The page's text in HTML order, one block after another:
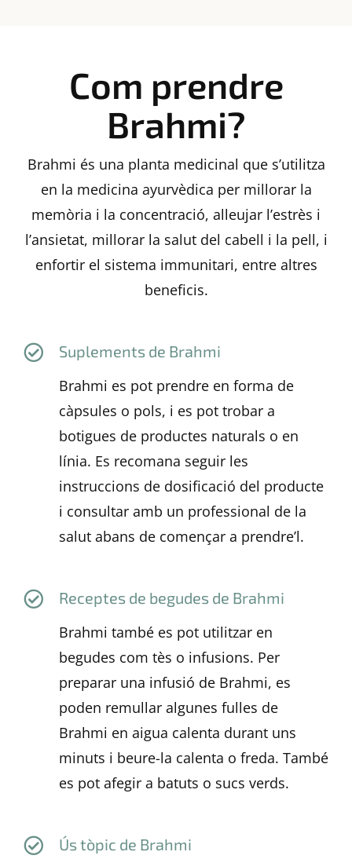
Com prendre
Brahmi?
Brahmi és una planta medicinal que s’utilitza
en la medicina ayurvèdica per millorar la
memòria i la concentració, alleujar l’estrès i
l’ansietat, millorar la salut del cabell i la pell, i
enfortir el sistema immunitari, entre altres
beneficis.
Suplements de Brahmi
Brahmi es pot prendre en forma de
càpsules o pols, i es pot trobar a
botigues de productes naturals o en
línia. Es recomana seguir les
instruccions de dosificació del producte
i consultar amb un professional de la
salut abans de començar a prendre’l.
Receptes de begudes de Brahmi
Brahmi també es pot utilitzar en
begudes com tès o infusions. Per
preparar una infusió de Brahmi, es
poden remullar algunes fulles de
Brahmi en aigua calenta durant uns
minuts i beure-la calenta o freda. També
es pot afegir a batuts o sucs verds.
Ús tòpic de Brahmi